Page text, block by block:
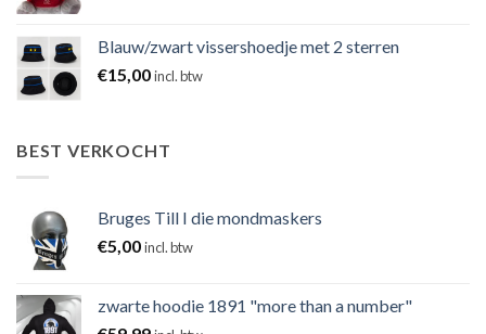
Blauw/zwart vissershoedje met 2 sterren
€15,00incl. btw
BEST VERKOCHT
Bruges Till I die mondmaskers
€5,00incl. btw
zwarte hoodie 1891 "more than a number"